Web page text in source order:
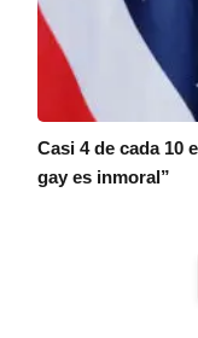
Casi 4 de cada 10
gay es inmoral”